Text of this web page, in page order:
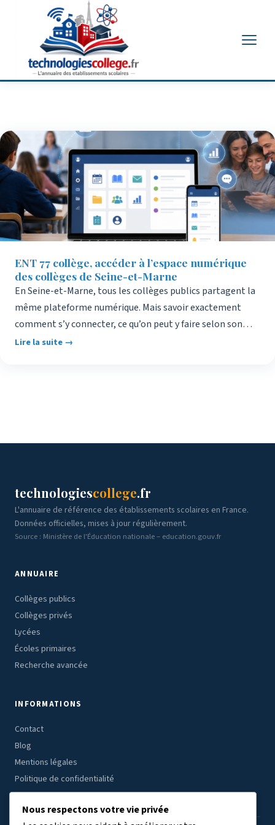
ENT 77 collège, accéder à l’espace numérique
des collèges de Seine-et-Marne
En Seine-et-Marne, tous les collèges publics partagent la
même plateforme numérique. Mais savoir exactement
comment s’y connecter, ce qu’on peut y faire selon son…
Lire la suite →
technologiescollege.fr
L'annuaire de référence des établissements scolaires en France.
Données officielles, mises à jour régulièrement.
Source : Ministère de l'Éducation nationale – education.gouv.fr
ANNUAIRE
Collèges publics
Collèges privés
Lycées
Écoles primaires
Recherche avancée
INFORMATIONS
Contact
Blog
Mentions légales
Politique de confidentialité
Nous respectons votre vie privée